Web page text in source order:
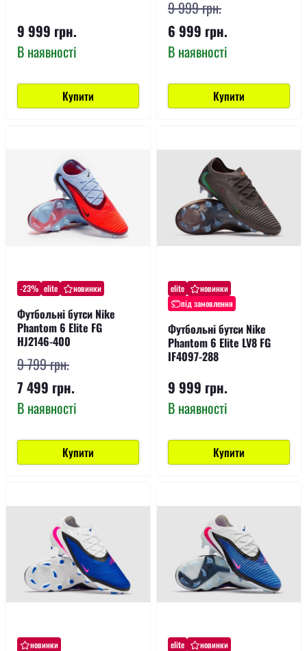
9 999 грн.
В наявності
Купити
9 999 грн.
6 999 грн.
В наявності
Купити
-23% elite новинки
Футбольні бутси Nike
Phantom 6 Elite FG
HJ2146-400
9 799 грн.
7 499 грн.
В наявності
Купити
elite
новинки
під замовлення
Футбольні бутси Nike
Phantom 6 Elite LV8 FG
IF4097-288
9 999 грн.
В наявності
Купити
новинки elite новинки